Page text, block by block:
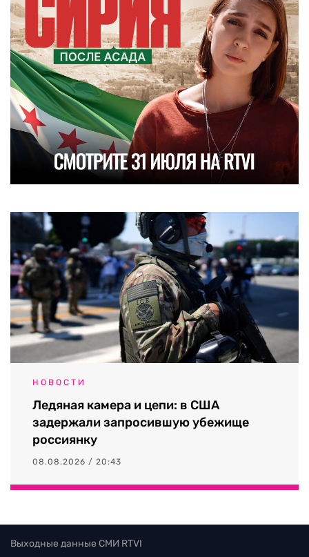
НОВОСТИ
Ледяная камера и цепи: в США
задержали запросившую убежище
россиянку
08.08.2026 / 20:43
Выходные данные СМИ RTVI